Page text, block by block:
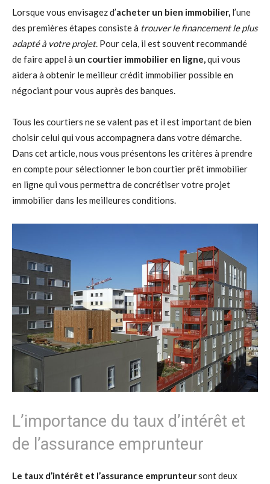
Lorsque vous envisagez d’acheter un bien immobilier, l’une
des premières étapes consiste à trouver le financement le plus
adapté à votre projet. Pour cela, il est souvent recommandé
de faire appel à un courtier immobilier en ligne,qui vous
aidera à obtenir le meilleur crédit immobilier possible en
négociant pour vous auprès des banques.
Tous les courtiers ne se valent pas et il est important de bien
choisir celui qui vous accompagnera dans votre démarche.
Dans cet article, nous vous présentons les critères à prendre
en compte pour sélectionner le bon courtier prêt immobilier
en ligne qui vous permettra de concrétiser votre projet
immobilier dans les meilleures conditions.
L’importance du taux d’intérêt et
de l’assurance emprunteur
Le taux d’intérêt et l’assurance emprunteursont deux